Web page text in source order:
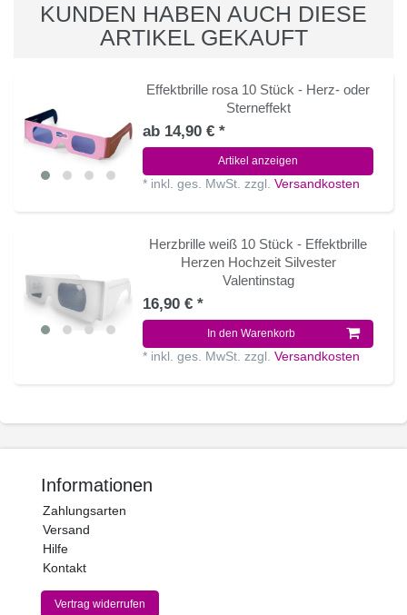
KUNDEN HABEN AUCH DIESE
ARTIKEL GEKAUFT
Effektbrille rosa 10 Stück - Herz- oder
Sterneffekt
ab 14,90 € *
Artikel anzeigen
* inkl. ges. MwSt. zzgl.Versandkosten
Herzbrille weiß 10 Stück - Effektbrille
Herzen Hochzeit Silvester
Valentinstag
16,90 € *
In den Warenkorb
* inkl. ges. MwSt. zzgl.Versandkosten
Informationen
Zahlungsarten
Versand
Hilfe
Kontakt
Vertrag widerrufen